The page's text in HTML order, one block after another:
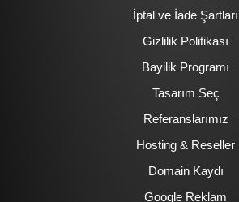
İptal ve İade Şartları
Gizlilik Politikası
Bayilik Programı
Tasarım Seç
Referanslarımız
Hosting & Reseller
Domain Kaydı
Google Reklam